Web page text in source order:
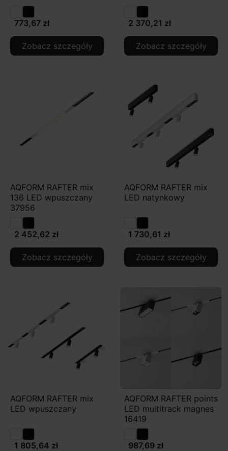
773,67 zł
Zobacz szczegóły
2 370,21 zł
Zobacz szczegóły
AQFORM RAFTER mix
136 LED wpuszczany
37956
2 452,62 zł
Zobacz szczegóły
AQFORM RAFTER mix
LED natynkowy
1 730,61 zł
Zobacz szczegóły
AQFORM RAFTER mix
LED wpuszczany
1 805,64 zł
AQFORM RAFTER points
LED multitrack magnes
16419
987,69 zł